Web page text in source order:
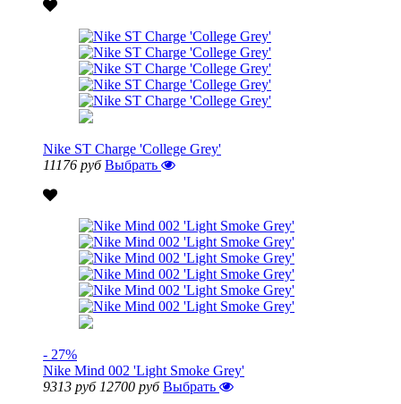
Nike ST Charge 'College Grey'
11176 руб Выбрать
- 27%
Nike Mind 002 'Light Smoke Grey'
9313 руб 12700 руб Выбрать